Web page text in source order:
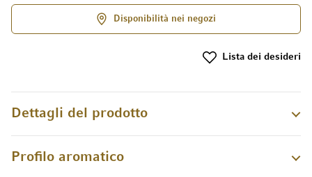
Disponibilità nei negozi
Lista dei desideri
Dettagli del prodotto
Profilo aromatico